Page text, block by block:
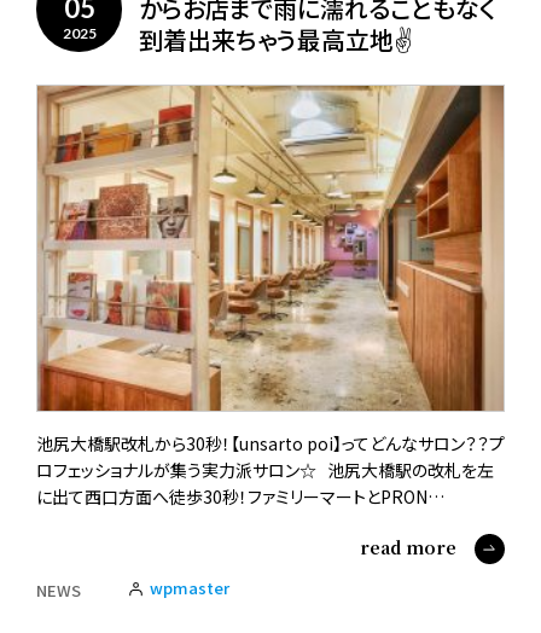
05
2025
からお店まで雨に濡れることもなく
到着出来ちゃう最高立地✌️
池尻大橋駅改札から30秒！【unsarto poi】ってどんなサロン？？プ
ロフェッショナルが集う実力派サロン☆ 池尻大橋駅の改札を左
に出て西口方面へ徒歩30秒！ファミリーマートとPRON…
read more
NEWS wpmaster